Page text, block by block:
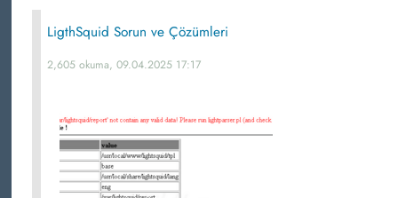
LigthSquid Sorun ve Çözümleri
2,605 okuma, 09.04.2025 17:17